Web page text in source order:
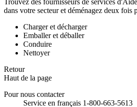
Trouvez des fournisseurs de services
dans votre secteur et déménagez deux fois
Charger et décharger
Emballer et déballer
Conduire
Nettoyer
Retour
Haut de la page
Pour nous contacter
Service en français 1-800-663-5613